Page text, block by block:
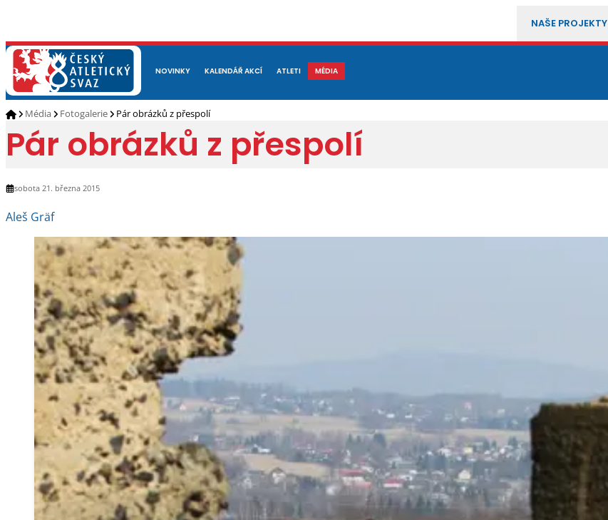
NAŠE PROJEKTY
NOVINKY KALENDÁŘ AKCÍ ATLETI MÉDIA
O NÁS ČLENOVÉ DOKUMENTY REPREZENTACE
Média Fotogalerie Pár obrázků z přespolí
Pár obrázků z přespolí
sobota 21. března 2015
Aleš Gräf